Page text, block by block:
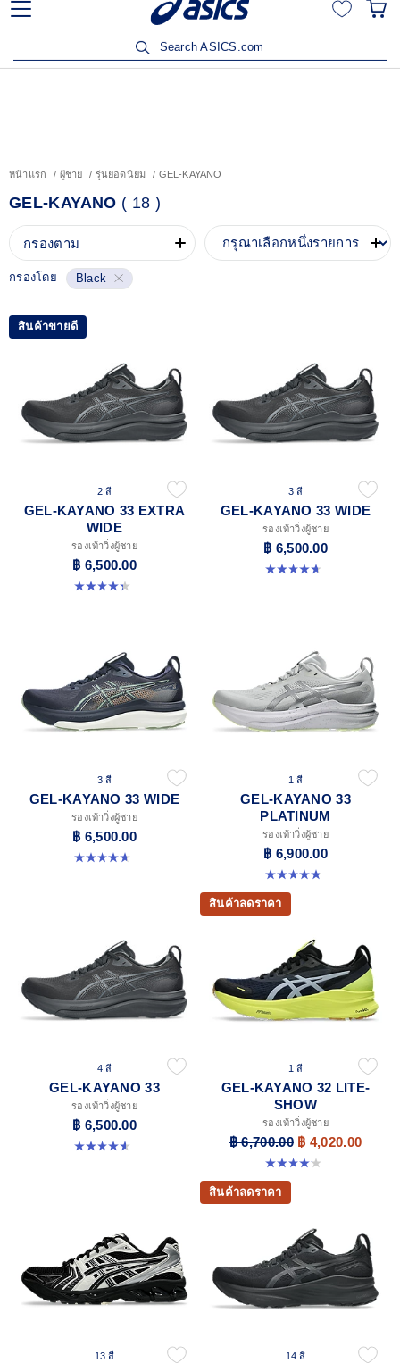
ลูกค้าวิริยะประกันภัยรับส่วนลด 15% เมื่อซื้อสินค้าครบ 3,500
Search ASICS.com
หน้าแรก ผู้ชาย รุ่นยอดนิยม GEL-KAYANO
GEL-KAYANO ( 18 )
กรองตาม
กรองโดย Black
สินค้าขายดี
2 สี
GEL-KAYANO 33 EXTRA
WIDE
รองเท้าวิ่งผู้ชาย
฿ 6,500.00
4.4 จาก 5 ดาว 28 รีวิว
3 สี
GEL-KAYANO 33 WIDE
รองเท้าวิ่งผู้ชาย
฿ 6,500.00
4.7 จาก 5 ดาว 20 รีวิว
3 สี
GEL-KAYANO 33 WIDE
รองเท้าวิ่งผู้ชาย
฿ 6,500.00
4.7 จาก 5 ดาว 20 รีวิว
1 สี
GEL-KAYANO 33
PLATINUM
รองเท้าวิ่งผู้ชาย
฿ 6,900.00
4.8 จาก 5 ดาว 6 รีวิว
4 สี
GEL-KAYANO 33
รองเท้าวิ่งผู้ชาย
฿ 6,500.00
4.6 จาก 5 ดาว 98 รีวิว
สินค้าลดราคา
1 สี
GEL-KAYANO 32 LITE-
SHOW
รองเท้าวิ่งผู้ชาย
฿ 6,700.00 ฿ 4,020.00
4.2 จาก 5 ดาว 13 รีวิว
13 สี
สินค้าลดราคา
14 สี